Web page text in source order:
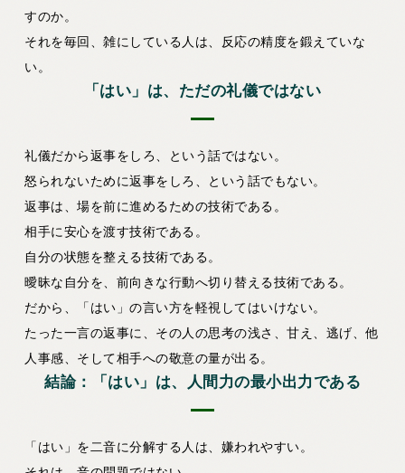
すのか。
それを毎回、雑にしている人は、反応の精度を鍛えていな
い。
「はい」は、ただの礼儀ではない
礼儀だから返事をしろ、という話ではない。
怒られないために返事をしろ、という話でもない。
返事は、場を前に進めるための技術である。
相手に安心を渡す技術である。
自分の状態を整える技術である。
曖昧な自分を、前向きな行動へ切り替える技術である。
だから、「はい」の言い方を軽視してはいけない。
たった一言の返事に、その人の思考の浅さ、甘え、逃げ、他
人事感、そして相手への敬意の量が出る。
結論：「はい」は、人間力の最小出力である
「はい」を二音に分解する人は、嫌われやすい。